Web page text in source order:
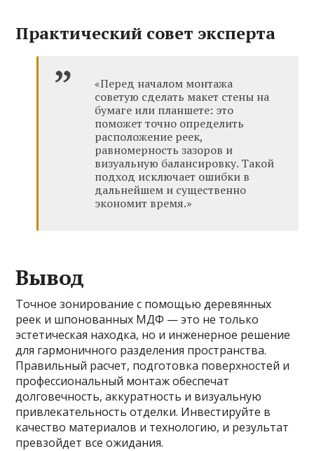
Практический совет эксперта
«Перед началом монтажа
советую сделать макет стены на
бумаге или планшете: это
поможет точно определить
расположение реек,
равномерность зазоров и
визуальную балансировку. Такой
подход исключает ошибки в
дальнейшем и существенно
экономит время.»
Вывод
Точное зонирование с помощью деревянных
реек и шпонованных МДФ — это не только
эстетическая находка, но и инженерное решение
для гармоничного разделения пространства.
Правильный расчет, подготовка поверхностей и
профессиональный монтаж обеспечат
долговечность, аккуратность и визуальную
привлекательность отделки. Инвестируйте в
качество материалов и технологию, и результат
превзойдет все ожидания.